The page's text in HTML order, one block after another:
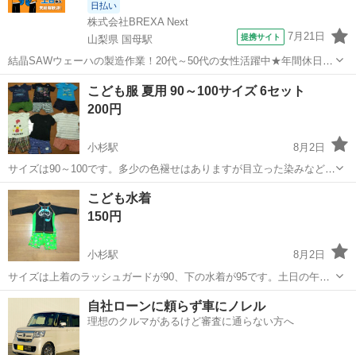
日払い
株式会社BREXA Next
山梨県 国母駅
提携サイト 7月21日
結晶SAWウェーハの製造作業！20代～50代の女性活躍中★年間休日
120日＆土日祝休み！クリーンルーム内でのお仕事！日払い制度利用可
◎正社員登用制度あり！マイカー通勤可！《山梨県中巨摩郡昭和町》
人気の工場のお仕事 ◇結晶...
山梨 国母駅 その他
こども服 夏用 90～100サイズ 6セット
200円
小杉駅
8月2日
サイズは90～100です。多少の色褪せはありますが目立った染みなどは
ありません。土日の午前中の早い時間帯に指定の場所に来ていただけ
るとありがたいです。
富山 射水市 小杉駅
こども水着
150円
小杉駅
8月2日
サイズは上着のラッシュガードが90、下の水着が95です。土日の午前
中の早い時間帯に指定の場所まで来ていただけたらありがたいです。
富山 射水市 小杉駅 キッズ用品
自社ローンに頼らず車にノレル
理想のクルマがあるけど審査に通らない方へ